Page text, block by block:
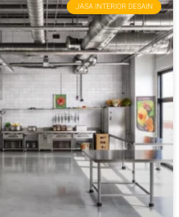
JASA INTERIOR DESAIN